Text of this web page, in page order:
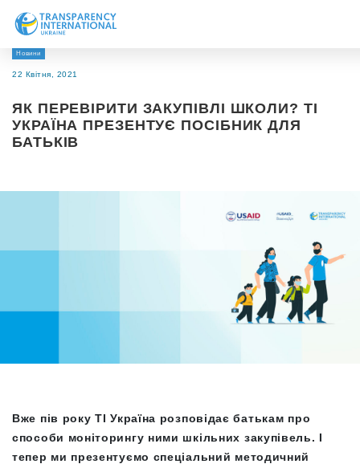
Про нас
Дослідження
Напрями роботи
Новини
22 Квітня, 2021
ЯК ПЕРЕВІРИТИ ЗАКУПІВЛІ ШКОЛИ? ТІ
УКРАЇНА ПРЕЗЕНТУЄ ПОСІБНИК ДЛЯ
БАТЬКІВ
Вже пів року ТІ Україна розповідає батькам про
способи моніторингу ними шкільних закупівель. І
тепер ми презентуємо спеціальний методичний